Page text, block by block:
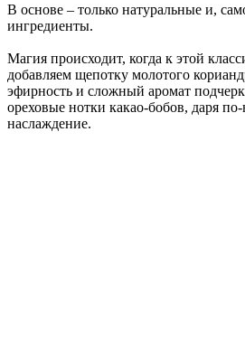
В основе – только натуральные и,
ингредиенты.
Магия происходит, когда к этой
добавляем щепотку молотого
эфирность и сложный аромат
ореховые нотки какао-бобов, даря
наслаждение.